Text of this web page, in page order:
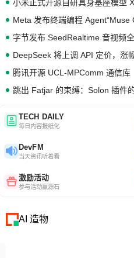
小米正式开源自研具身基座模型
Meta 发布终端编程
字节发布 SeedRealtime 音视频
DeepSeek 将上调 API 定价，涨
腾讯开源 UCL-MPComm 通信库
TECH DAILY
每日内容报纸化
DevFM
当天资讯听着看
激励活动
参与活动赢源石
AI 造物